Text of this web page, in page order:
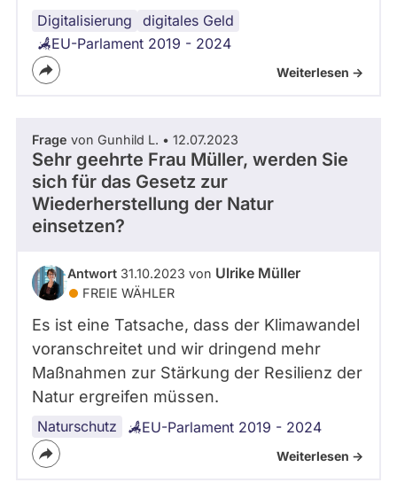
Digitalisierung digitales Geld
Datenschutz
EU-Parlament 2019 - 2024
Weiterlesen ->
Frage von Gunhild L. • 12.07.2023
Sehr geehrte Frau Müller, werden Sie
sich für das Gesetz zur
Wiederherstellung der Natur
einsetzen?
Antwort 31.10.2023 von Ulrike Müller
FREIE WÄHLER
Es ist eine Tatsache, dass der Klimawandel
voranschreitet und wir dringend mehr
Maßnahmen zur Stärkung der Resilienz der
Natur ergreifen müssen.
Naturschutz EU-Parlament 2019 - 2024
Weiterlesen ->